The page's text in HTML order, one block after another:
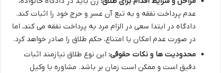
عدم پرداخت نفقه و به تبع آن عسر و حرج خود را اثبات کند.
دادگاه در ابتدا سعی در الزام مرد به پرداخت نفقه می کند، اما
در صورت عدم امکان یا امتناع، حکم طلاق را صادر خواهد کرد.
محدودیت ها و نکات حقوقی: این نوع طلاق نیازمند اثبات
دقیق است و ممکن است زمان بر باشد. مشاوره با وکیل